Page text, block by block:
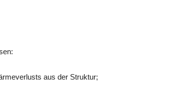
aus der Struktur;